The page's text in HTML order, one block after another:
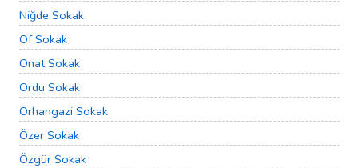
Niğde Sokak
Of Sokak
Onat Sokak
Ordu Sokak
Orhangazi Sokak
Özer Sokak
Özgür Sokak